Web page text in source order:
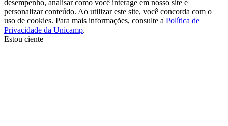
desempenho, analisar como você interage em nosso site e
personalizar conteúdo. Ao utilizar este site, você concorda com o
uso de cookies. Para mais informações, consulte a Política de
Privacidade da Unicamp.
Estou ciente